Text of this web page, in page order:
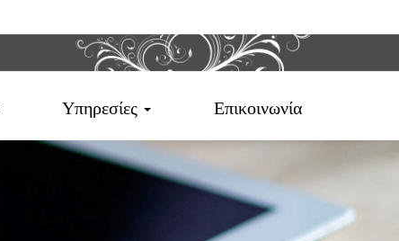
Υπηρεσίες Επικοινωνία